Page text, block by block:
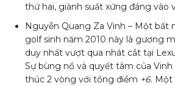
thứ hai, giành suất xứng đáng vào
Nguyễn Quang Za Vinh – Một bất
golf sinh năm 2010 này là gương
duy nhất vượt qua nhát cắt tại
Sự bùng nổ và quyết tâm của
thúc 2 vòng với tổng điểm +6. Một